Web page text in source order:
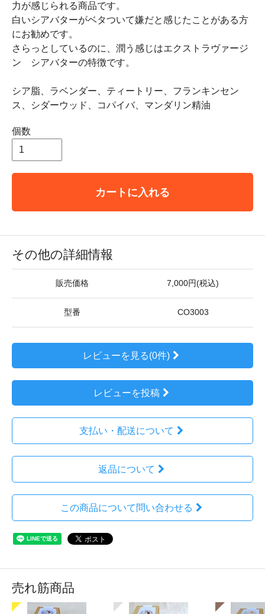
力が感じられる商品です。
白いシアバターがベタついて嫌だと感じたことがある方
にお勧めです。
さらっとしているのに、潤う感じはエクストラヴァージ
ン シアバターの特徴です。
シア脂、ラベンダー、ティートリー、フランキンセン
ス、シダーウッド、コパイバ、マンダリン精油
個数
カートに入れる
その他の詳細情報
販売価格 7,000円(税込)
型番 CO3003
レビューを見る(0件)
レビューを投稿
支払い・配送について
返品について
この商品について問い合わせる
売れ筋商品